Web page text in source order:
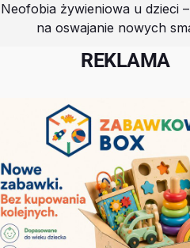
Neofobia żywieniowa u dzieci
na oswajanie nowych
REKLAMA